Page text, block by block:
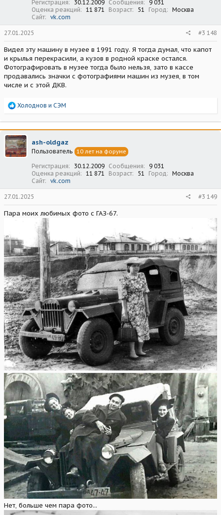
Регистрация 30.12.2009 Сообщения
9 031
Оценка реакций
11 871 Возраст 51 Город
Москва
Сайт
vk.com
27.01.2025 #3 148
Видел эту машину в музее в 1991 году. Я тогда думал, что капот
и крылья перекрасили, а кузов в родной краске остался.
Фотографировать в музее тогда было нельзя, зато в кассе
продавались значки с фотографиями машин из музея, в том
числе и с этой ДКВ.
Р
а
к
ц
и
и
Холоднов и СЭМ
ash-oldgaz
Пользователь 10 лет на форуме
Регистрация 30.12.2009 Сообщения
9 031
Оценка реакций
11 871 Возраст 51 Город
Москва
Сайт
vk.com
27.01.2025 #3 149
Пара моих любимых фото с ГАЗ-67.
Нет, больше чем пара фото...